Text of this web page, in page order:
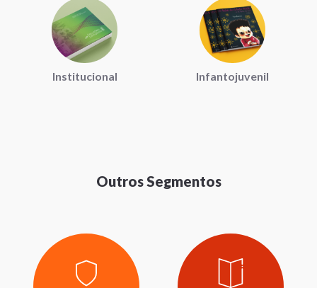
Institucional Infantojuvenil
Outros Segmentos